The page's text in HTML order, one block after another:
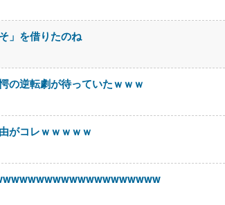
」を借りたのね
の逆転劇が待っていたｗｗｗ
がコレｗｗｗｗｗ